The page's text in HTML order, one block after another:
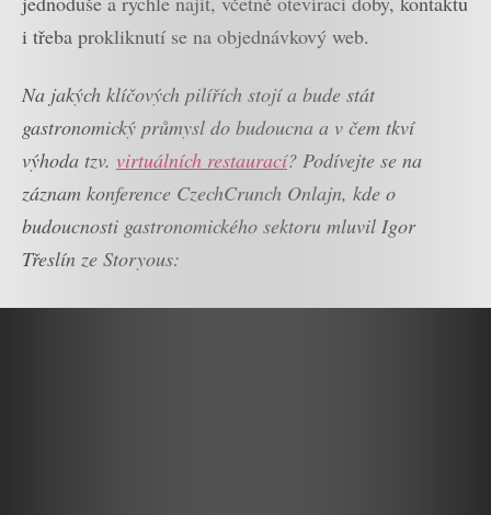
i třeba prokliknutí se na objednávkový web.
Na jakých klíčových pilířích stojí a bude stát
gastronomický průmysl do budoucna a v čem tkví
výhoda tzv. virtuálních restaurací? Podívejte se na
záznam konference CzechCrunch Onlajn, kde o
budoucnosti gastronomického sektoru mluvil Igor
Třeslín ze Storyous: